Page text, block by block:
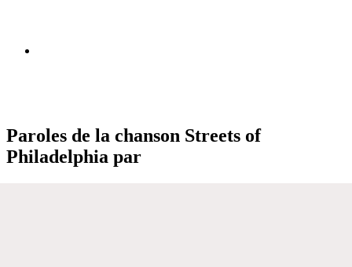
Paroles de la chanson Streets of
Philadelphia par